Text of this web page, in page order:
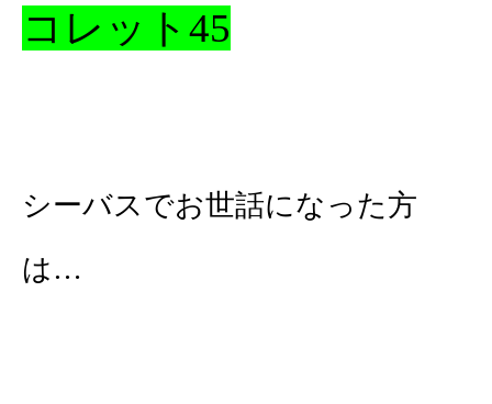
コレット45
シーバスでお世話になった方
は…